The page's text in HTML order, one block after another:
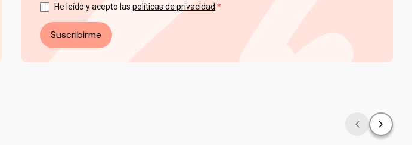
He leído y acepto las políticas de privacidad
Suscribirme